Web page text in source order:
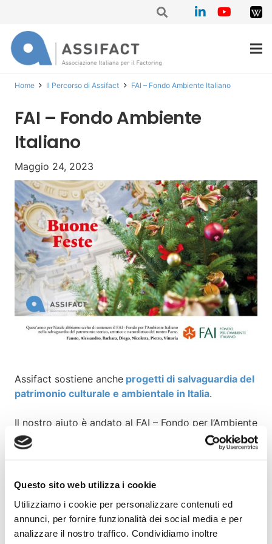
Questo sito web utilizza i cookie
Utilizziamo i cookie per personalizzare contenuti ed
annunci, per fornire funzionalità dei social media e per
analizzare il nostro traffico. Condividiamo inoltre
Home Il Percorso di Assifact FAI – Fondo Ambiente Italiano
FAI – Fondo Ambiente
Italiano
Maggio 24, 2023
Assifact sostiene anche progetti di salvaguardia del
patrimonio culturale e ambientale in Italia.
Il nostro aiuto è andato al FAI – Fondo per l’Ambiente
Italiano, che dal 1975 si prende cura dei luoghi
speciali del nostro meraviglioso Paese, per le
l’educazione, l’amore, la conoscenza e il godimento
artistico della Nazione. E vigila sulla tutela dei beni
paesaggistici e culturali.